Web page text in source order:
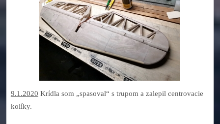
9.1.2020 Krídla som „spasoval“ s trupom a zalepil centrovacie
kolíky.